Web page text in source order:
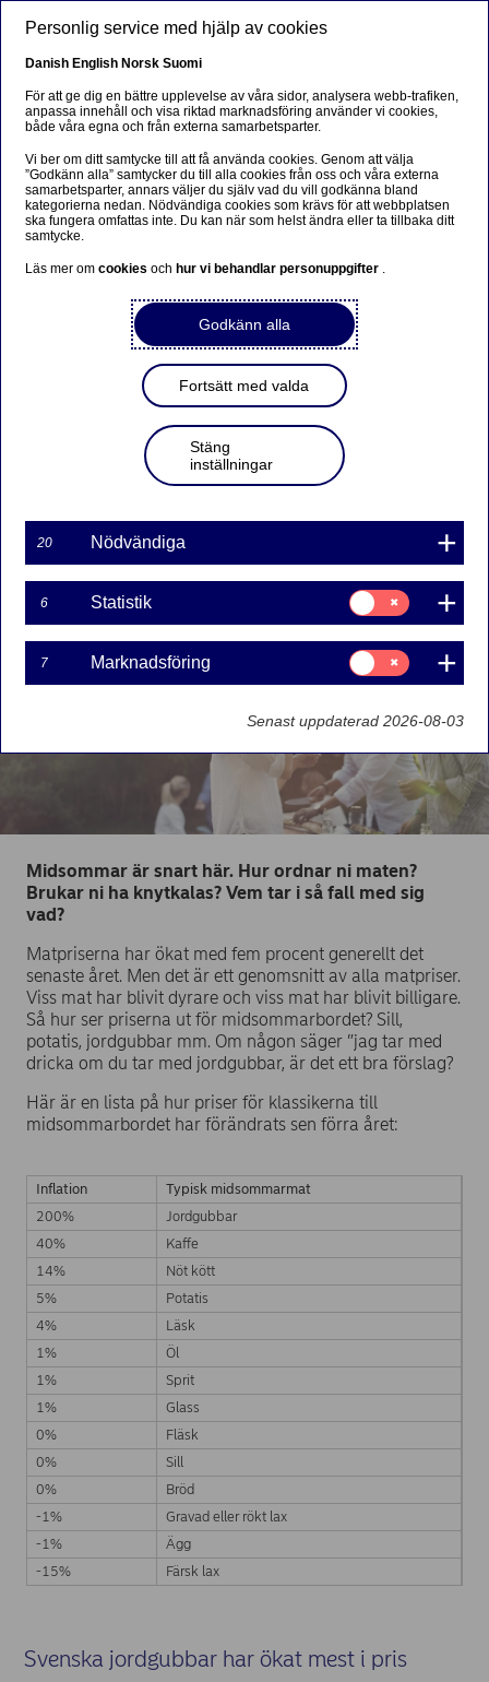
Privatekonomi
Knytis? Här är
midsommarmaten som ökat
mest i pris
Anders Stenkrona
2025-06-19
Matpriserna har ökat med fem procent generellt
det senaste året. Men det är ett genomsnitt av alla
matpriser. Viss mat har blivit dyrare och viss mat
har blivit billigare. Så hur ser priserna ut för
midsommarbordet? Sill, potatis, jordgubbar mm.
med jordgubbar, är det ett bra förslag?
Midsommar är snart här. Hur ordnar ni maten?
Brukar ni ha knytkalas? Vem tar i så fall med sig
vad?
Matpriserna har ökat med fem procent generellt det
senaste året. Men det är ett genomsnitt av alla matpriser.
Viss mat har blivit dyrare och viss mat har blivit billigare.
Så hur ser priserna ut för midsommarbordet? Sill,
potatis, jordgubbar mm. Om någon säger ”jag tar med
dricka om du tar med jordgubbar, är det ett bra förslag?
Här är en lista på hur priser för klassikerna till
midsommarbordet har förändrats sen förra året:
Inflation
Typisk midsommarmat
200%
Jordgubbar
40%
Kaffe
14%
Nöt kött
5%
Potatis
4%
Läsk
1%
Öl
1%
Sprit
1%
Glass
0%
Fläsk
0%
Sill
0%
Bröd
-1%
Gravad eller rökt lax
-1%
Ägg
-15%
Färsk lax
Svenska jordgubbar har ökat mest i pris
Personlig service med hjälp av cookies
Danish English Norsk Suomi
För att ge dig en bättre upplevelse av våra sidor, analysera webb-trafiken,
anpassa innehåll och visa riktad marknadsföring använder vi cookies,
både våra egna och från externa samarbetsparter.
Vi ber om ditt samtycke till att få använda cookies. Genom att välja
”Godkänn alla” samtycker du till alla cookies från oss och våra externa
samarbetsparter, annars väljer du själv vad du vill godkänna bland
kategorierna nedan. Nödvändiga cookies som krävs för att webbplatsen
ska fungera omfattas inte. Du kan när som helst ändra eller ta tillbaka ditt
samtycke.
Läs mer omcookiesoch hur vi behandlar personuppgifter .
Godkänn alla
Fortsätt med valda
Stäng
inställningar
20 Nödvändiga
6 Statistik
Samtycke
för:
Statistik
7 Marknadsföring
Samtycke
för:
Marknadsföring
Senast uppdaterad 2026-08-03